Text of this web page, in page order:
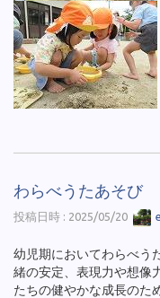
わらべうたあそび
投稿日時 : 2025/05/20
幼児期においてわらべう
緒の安定、表現力や想像
たちの健やかな成長のた